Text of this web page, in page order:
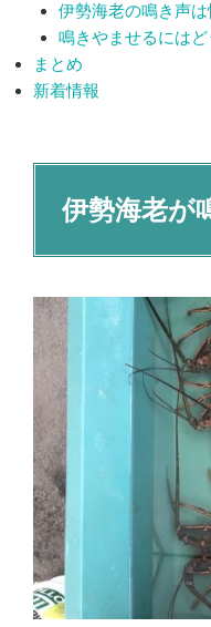
伊勢海老の鳴き声は
鳴きやませるにはど
まとめ
新着情報
伊勢海老が